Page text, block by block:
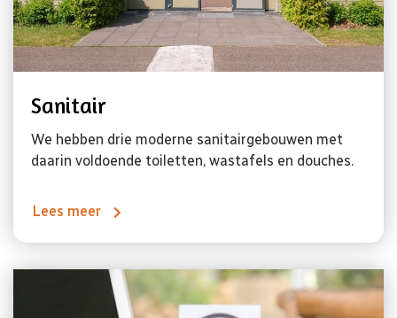
Sanitair
We hebben drie moderne sanitairgebouwen met
daarin voldoende toiletten, wastafels en douches.
Lees meer